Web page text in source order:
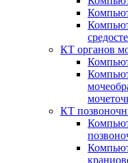
КТ органов
КТ